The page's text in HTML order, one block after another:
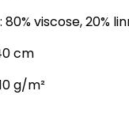
viscose, 20%
cm
g/m²